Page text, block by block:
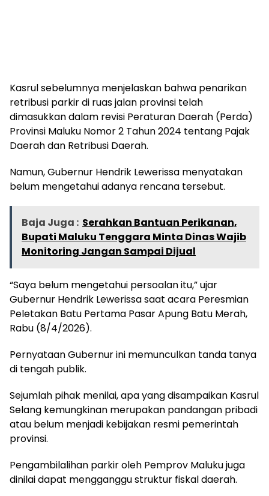
Kasrul sebelumnya menjelaskan bahwa penarikan
retribusi parkir di ruas jalan provinsi telah
dimasukkan dalam revisi Peraturan Daerah (Perda)
Provinsi Maluku Nomor 2 Tahun 2024 tentang Pajak
Daerah dan Retribusi Daerah.
Namun, Gubernur Hendrik Lewerissa menyatakan
belum mengetahui adanya rencana tersebut.
Baja Juga : Serahkan Bantuan Perikanan,
Bupati Maluku Tenggara Minta Dinas Wajib
Monitoring Jangan Sampai Dijual
“Saya belum mengetahui persoalan itu,” ujar
Gubernur Hendrik Lewerissa saat acara Peresmian
Peletakan Batu Pertama Pasar Apung Batu Merah,
Rabu (8/4/2026).
Pernyataan Gubernur ini memunculkan tanda tanya
di tengah publik.
Sejumlah pihak menilai, apa yang disampaikan Kasrul
Selang kemungkinan merupakan pandangan pribadi
atau belum menjadi kebijakan resmi pemerintah
provinsi.
Pengambilalihan parkir oleh Pemprov Maluku juga
dinilai dapat mengganggu struktur fiskal daerah.